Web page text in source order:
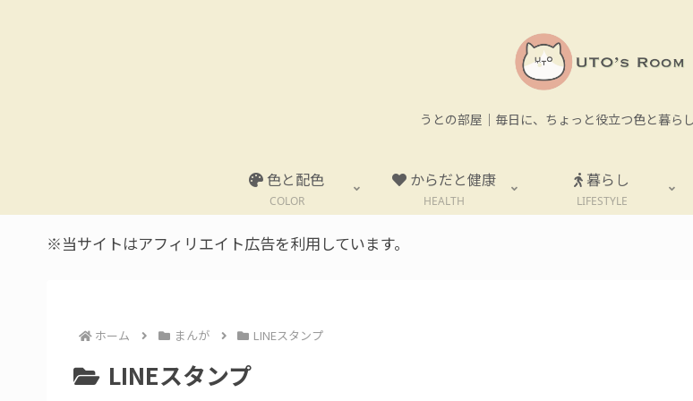
うとの部屋｜毎日に、ちょっと役立つ色と暮ら
色と配色
COLOR
からだと健康
HEALTH
暮らし
LIFESTYLE
※当サイトはアフィリエイト広告を利用しています。
ホーム まんが LINEスタンプ
LINEスタンプ